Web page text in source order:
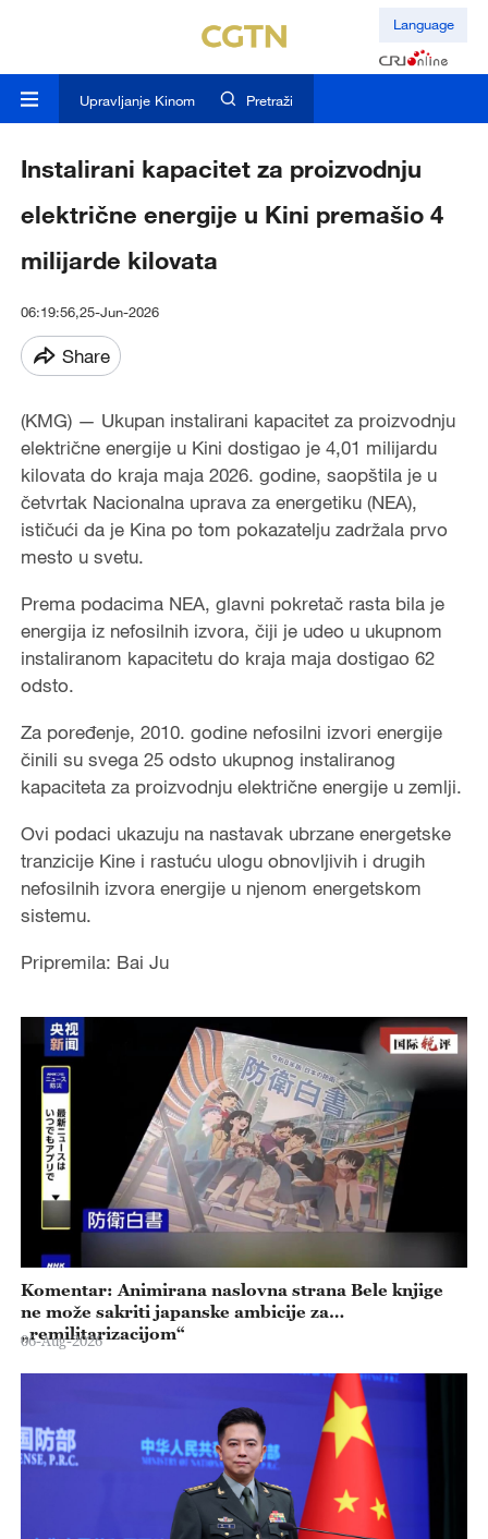
Language
Upravljanje Kinom Pretraži
Instalirani kapacitet za proizvodnju
električne energije u Kini premašio 4
milijarde kilovata
06:19:56,25-Jun-2026
Share
(KMG) — Ukupan instalirani kapacitet za proizvodnju
električne energije u Kini dostigao je 4,01 milijardu
kilovata do kraja maja 2026. godine, saopštila je u
četvrtak Nacionalna uprava za energetiku (NEA),
ističući da je Kina po tom pokazatelju zadržala prvo
mesto u svetu.
Prema podacima NEA, glavni pokretač rasta bila je
energija iz nefosilnih izvora, čiji je udeo u ukupnom
instaliranom kapacitetu do kraja maja dostigao 62
odsto.
Za poređenje, 2010. godine nefosilni izvori energije
činili su svega 25 odsto ukupnog instaliranog
kapaciteta za proizvodnju električne energije u zemlji.
Ovi podaci ukazuju na nastavak ubrzane energetske
tranzicije Kine i rastuću ulogu obnovljivih i drugih
nefosilnih izvora energije u njenom energetskom
sistemu.
Pripremila: Bai Ju
Komentar: Animirana naslovna strana Bele knjige
ne može sakriti japanske ambicije za
„remilitarizacijom“
06-Aug-2026